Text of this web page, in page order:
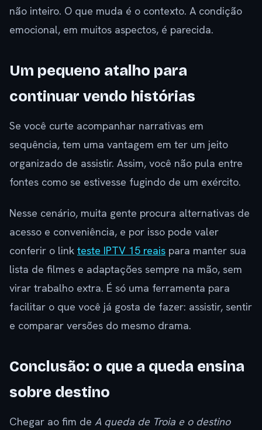
não inteiro. O que muda é o contexto. A condição
emocional, em muitos aspectos, é parecida.
Um pequeno atalho para
continuar vendo histórias
Se você curte acompanhar narrativas em
sequência, tem uma vantagem em ter um jeito
organizado de assistir. Assim, você não pula entre
fontes como se estivesse fugindo de um exército.
Nesse cenário, muita gente procura alternativas de
acesso e conveniência, e por isso pode valer
conferir o link teste IPTV 15 reais para manter sua
lista de filmes e adaptações sempre na mão, sem
virar trabalho extra. É só uma ferramenta para
facilitar o que você já gosta de fazer: assistir, sentir
e comparar versões do mesmo drama.
Conclusão: o que a queda ensina
sobre destino
Chegar ao fim de A queda de Troia e o destino